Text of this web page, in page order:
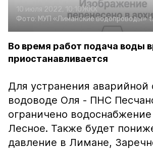
10 июля 2022, 10:10ЖКХ
Фото: МУП «Лиманские водопроводы»
Во время работ подача воды
приостанавливается
Для устранения аварийной
водоводе Оля - ПНС
ограничено водоснабжение
Лесное. Также будет
давление в Лимане,